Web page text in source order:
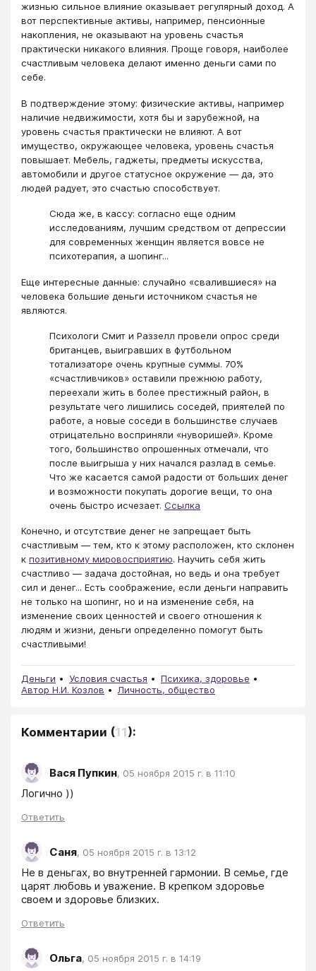
жизнью сильное влияние оказывает регулярный доход. А
вот перспективные активы, например, пенсионные
накопления, не оказывают на уровень счастья
практически никакого влияния. Проще говоря, наиболее
счастливым человека делают именно деньги сами по
себе.
В подтверждение этому: физические активы, например
наличие недвижимости, хотя бы и зарубежной, на
уровень счастья практически не влияют. А вот
имущество, окружающее человека, уровень счастья
повышает. Мебель, гаджеты, предметы искусства,
автомобили и другое статусное окружение — да, это
людей радует, это счастью способствует.
Сюда же, в кассу: согласно еще одним
исследованиям, лучшим средством от депрессии
для современных женщин является вовсе не
психотерапия, а шопинг...
Еще интересные данные: случайно «свалившиеся» на
человека большие деньги источником счастья не
являются.
Психологи Смит и Раззелл провели опрос среди
британцев, выигравших в футбольном
тотализаторе очень крупные суммы. 70%
«счастливчиков» оставили прежнюю работу,
переехали жить в более престижный район, в
результате чего лишились соседей, приятелей по
работе, а новые соседи в большинстве случаев
отрицательно восприняли «нуворишей». Кроме
того, большинство опрошенных отмечали, что
после выигрыша у них начался разлад в семье.
Что же касается самой радости от больших денег
и возможности покупать дорогие вещи, то она
очень быстро исчезает. Ссылка
Конечно, и отсутствие денег не запрещает быть
счастливым — тем, кто к этому расположен, кто склонен
к позитивному мировосприятию. Научить себя жить
счастливо — задача достойная, но ведь и она требует
сил и денег... Есть соображение, если деньги направить
не только на шопинг, но и на изменение себя, на
изменение своих ценностей и своего отношения к
людям и жизни, деньги определенно помогут быть
счастливыми!
Деньги Условия счастья
Психика, здоровье
Автор Н.И. Козлов
Личность, общество
Комментарии (11):
Вася Пупкин, 05 ноября 2015 г. в 11:10
Логично ))
Ответить
Саня, 05 ноября 2015 г. в 13:12
Не в деньгах, во внутренней гармонии. В семье, где
царят любовь и уважение. В крепком здоровье
своем и здоровье близких.
Ответить
Ольга, 05 ноября 2015 г. в 14:19